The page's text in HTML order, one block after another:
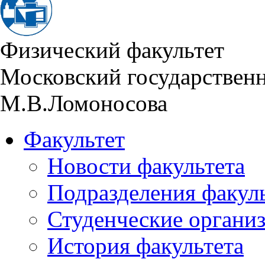
Физический факультет
Московский
М.В.Ломоносова
Факультет
Новости факультета
Подразделения
Студенческие
История факультета